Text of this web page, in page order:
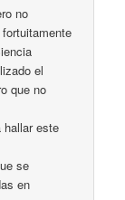
no
el
que no
hallar este
se
en